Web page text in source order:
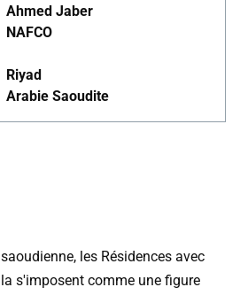
Ahmed Jaber
NAFCO
Riyad
Arabie Saoudite
les Résidences avec
s'imposent comme une figure